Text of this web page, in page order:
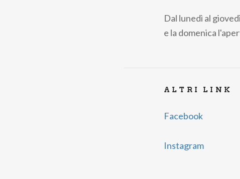
Dal lunedì al
e la domenica
ALTRI LINK
Facebook
Instagram